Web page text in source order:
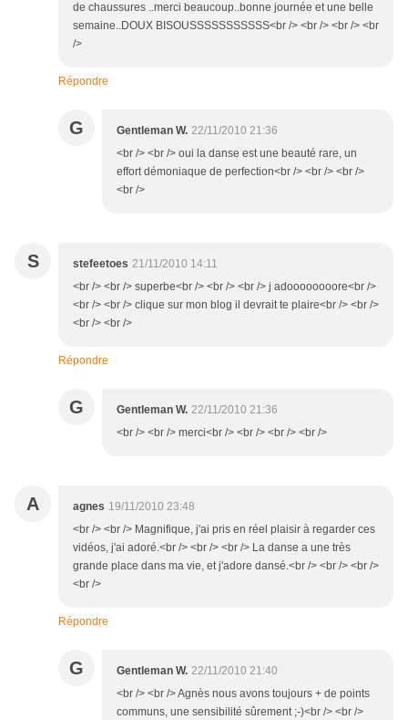
de chaussures ..merci beaucoup..bonne journée et une belle
semaine..DOUX BISOUSSSSSSSSSSS<br /> <br /> <br /> <br
/>
Répondre
G Gentleman W. 22/11/2010 21:36
<br /> <br /> oui la danse est une beauté rare, un
effort démoniaque de perfection<br /> <br /> <br />
<br />
S stefeetoes 21/11/2010 14:11
<br /> <br /> superbe<br /> <br /> <br /> j adoooooooore<br />
<br /> <br /> clique sur mon blog il devrait te plaire<br /> <br />
<br /> <br />
Répondre
G Gentleman W. 22/11/2010 21:36
<br /> <br /> merci<br /> <br /> <br /> <br />
A agnes 19/11/2010 23:48
<br /> <br /> Magnifique, j'ai pris en réel plaisir à regarder ces
vidéos, j'ai adoré.<br /> <br /> <br /> La danse a une très
grande place dans ma vie, et j'adore dansé.<br /> <br /> <br />
<br />
Répondre
G Gentleman W. 22/11/2010 21:40
<br /> <br /> Agnès nous avons toujours + de points
communs, une sensibilité sûrement ;-)<br /> <br />